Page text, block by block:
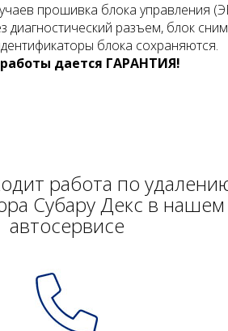
прошивка блока управления
диагностический разъем, блок
блока сохраняются.
дается ГАРАНТИЯ!
работа по
Субару Декс в нашем
автосервисе